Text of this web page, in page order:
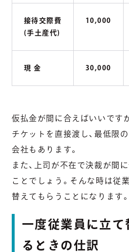
接待交際費
(手土産代)
10,000
現 金 30,000
仮払金が間に合えばいいです
チケットを直接渡し、最低限
会社もあります。
また、上司が不在で決裁が間
ことでしょう。そんな時は従
替えてもらうことになります。
一度従業員に立て
るときの仕訳